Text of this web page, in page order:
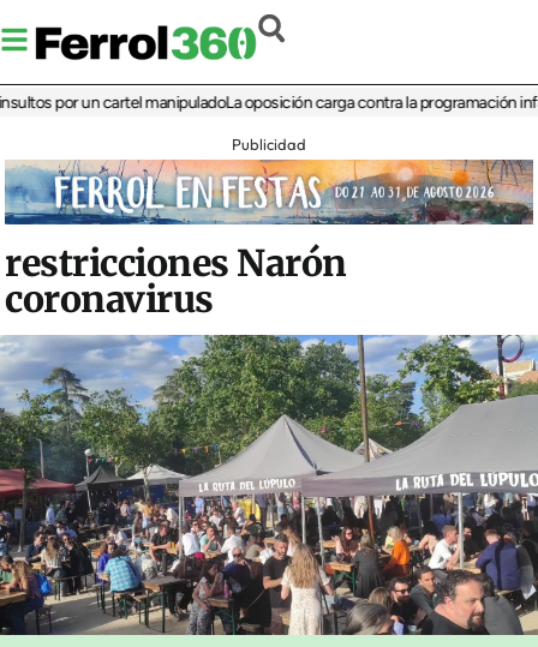
por un cartel manipuladoLa oposición carga contra la programación infantil
Publicidad
restricciones Narón
coronavirus